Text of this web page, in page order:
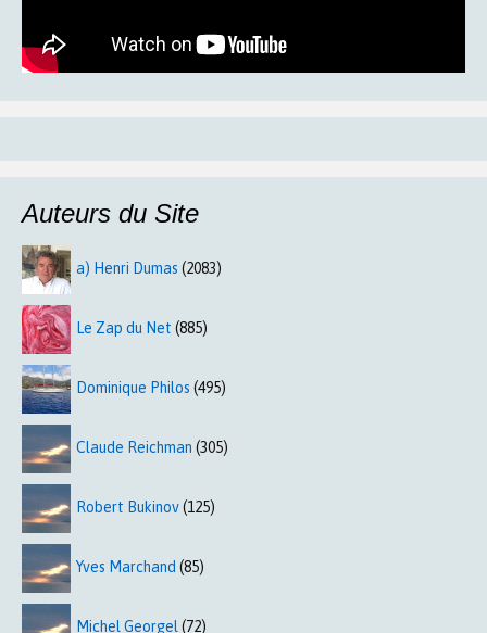
Auteurs du Site
a) Henri Dumas (2083)
Le Zap du Net (885)
Dominique Philos (495)
Claude Reichman (305)
Robert Bukinov(125)
Yves Marchand (85)
Michel Georgel (72)